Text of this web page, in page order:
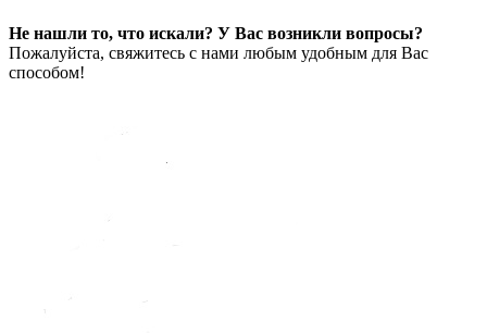
Не нашли то, что искали? У Вас возникли вопросы?
Пожалуйста, свяжитесь с нами любым удобным для Вас
способом!